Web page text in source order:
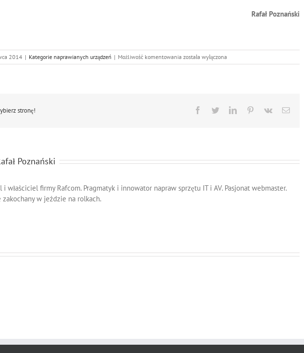
Rafał Poznański
2014 | Kategorie naprawianych urządzeń | Możliwość komentowania Naprawa
Drukarek
została wyłączona
stronę! Facebook
TwitterLinkedInPinterest
Vk Email
Poznański
i właściciel firmy Rafcom. Pragmatyk i innowator napraw sprzętu IT i AV. Pasjonat webmaster.
zakochany w jeździe na rolkach.